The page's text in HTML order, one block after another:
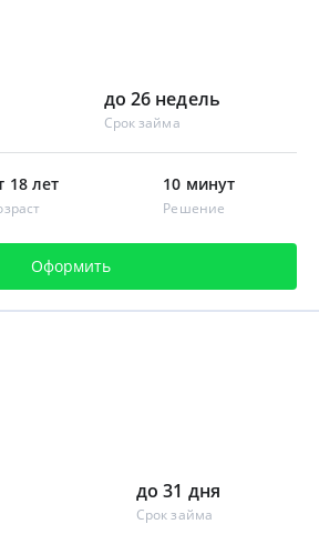
до 26 недель
Срок займа
18 лет 10 минут
Решение
Оформить
до 31 дня
Срок займа